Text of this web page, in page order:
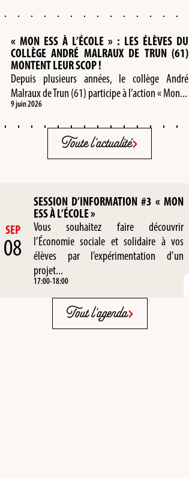
« MON ESS À L’ÉCOLE » : LES ÉLÈVES DU
COLLÈGE ANDRÉ MALRAUX DE TRUN (61)
MONTENT LEUR SCOP !
Depuis plusieurs années, le collège André
Malraux de Trun (61) participe à l’action « Mon...
9 juin 2026
Toute l'actualité
SEP
08
SESSION D’INFORMATION #3 « MON
ESS À L’ÉCOLE »
Vous souhaitez faire découvrir
l’Économie sociale et solidaire à vos
élèves par l’expérimentation d’un
projet...
17:00-18:00
Tout l'agenda